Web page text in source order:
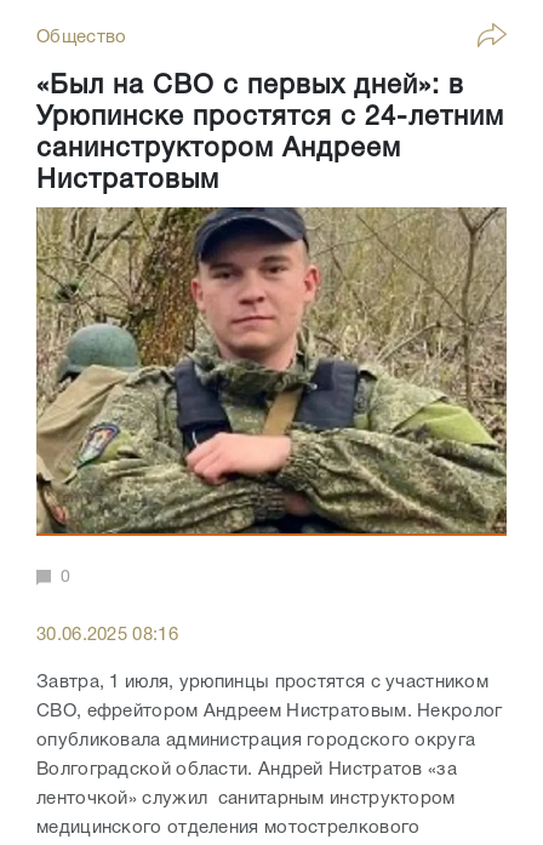
Общество
«Был на СВО с первых дней»: в
Урюпинске простятся с 24-летним
санинструктором Андреем
Нистратовым
0
30.06.2025 08:16
Завтра, 1 июля, урюпинцы простятся с участником
СВО, ефрейтором Андреем Нистратовым. Некролог
опубликовала администрация городского округа
Волгоградской области. Андрей Нистратов «за
ленточкой» служил санитарным инструктором
медицинского отделения мотострелкового